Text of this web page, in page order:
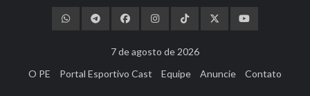
7 de agosto de 2026
O PE
Portal Esportivo Cast Equipe Anuncie Contato